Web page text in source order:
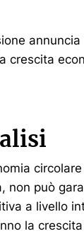
crescita
non può
a livello
la